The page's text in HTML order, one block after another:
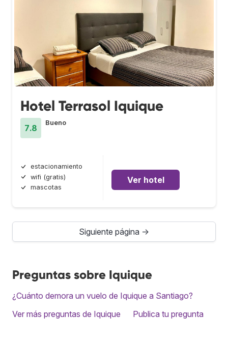
Hotel Terrasol Iquique
7.8
Bueno
estacionamiento
wifi (gratis)
mascotas
Ver hotel
Siguiente página →
Preguntas sobre Iquique
¿Cuánto demora un vuelo de Iquique a Santiago?
Ver más preguntas de Iquique
Publica tu pregunta